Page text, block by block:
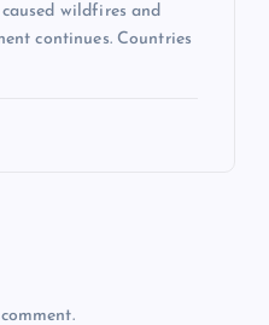
wildfires and
continues. Countries